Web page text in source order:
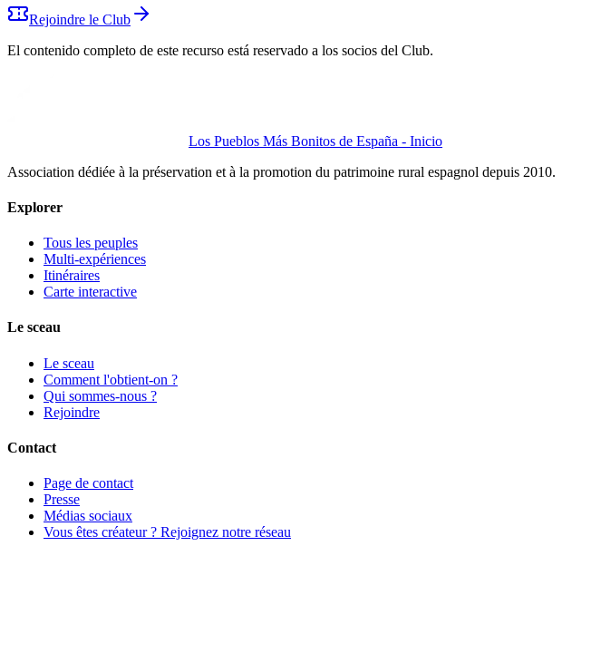
Rejoindre le Club
El contenido completo de este recurso está reservado a los socios del Club.
Los Pueblos Más Bonitos de España - Inicio
Association dédiée à la préservation et à la promotion du patrimoine rural espagnol depuis 2010.
Explorer
Tous les peuples
Multi-expériences
Itinéraires
Carte interactive
Le sceau
Le sceau
Comment l'obtient-on ?
Qui sommes-nous ?
Rejoindre
Contact
Page de contact
Presse
Médias sociaux
Vous êtes créateur ? Rejoignez notre réseau